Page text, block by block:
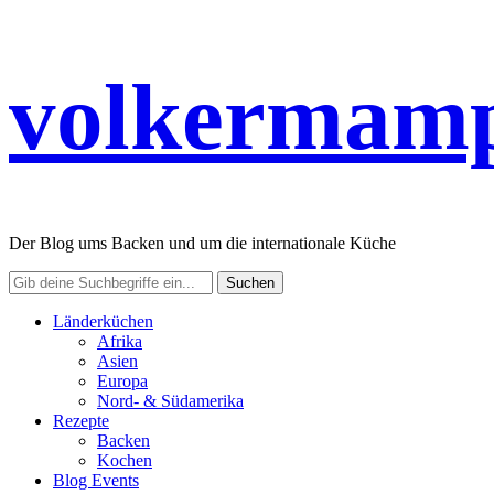
Der Blog ums Backen und um die internationale Küche
Länderküchen
Afrika
Asien
Europa
Nord- & Südamerika
Rezepte
Backen
Kochen
Blog Events